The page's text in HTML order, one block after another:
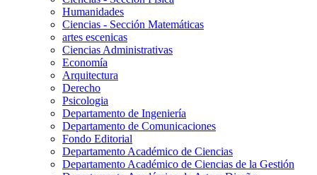
Humanidades
Ciencias - Sección Matemáticas
artes escenicas
Ciencias Administrativas
Economía
Arquitectura
Derecho
Psicologia
Departamento de Ingeniería
Departamento de Comunicaciones
Fondo Editorial
Departamento Académico de Ciencias
Departamento Académico de Ciencias de la Gestión